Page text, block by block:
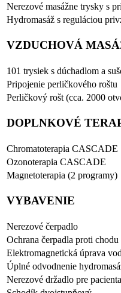
Nerezové masážne trysky s
Hydromasáž s reguláciou
VZDUCHOVÁ
101 trysiek s dúchadlom a
Pripojenie perličkového roštu
Perličkový rošt (cca. 2000
DOPLNKOVÉ
Chromatoterapia CASCADE
Ozonoterapia CASCADE
Magnetoterapia (2 programy)
VYBAVENIE
Nerezové čerpadlo
Ochrana čerpadla proti chodu
Elektromagnetická úprava
Úplné odvodnenie
Nerezové držadlo pre